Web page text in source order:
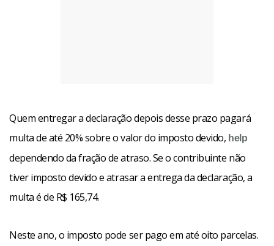
Quem entregar a declaração depois desse prazo pagará
multa de até 20% sobre o valor do imposto devido, help
dependendo da fração de atraso. Se o contribuinte não
tiver imposto devido e atrasar a entrega da declaração, a
multa é de R$ 165,74.
Neste ano, o imposto pode ser pago em até oito parcelas.